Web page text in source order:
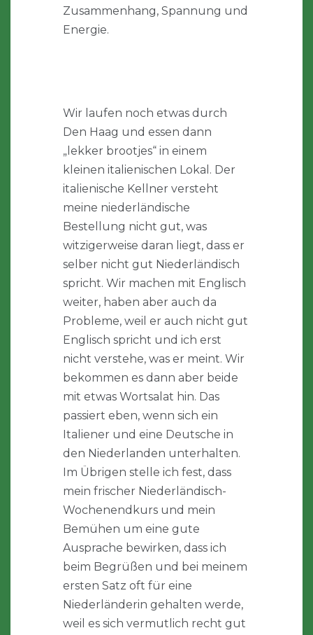
Zusammenhang, Spannung und
Energie.
Wir laufen noch etwas durch
Den Haag und essen dann
„lekker brootjes“ in einem
kleinen italienischen Lokal. Der
italienische Kellner versteht
meine niederländische
Bestellung nicht gut, was
witzigerweise daran liegt, dass er
selber nicht gut Niederländisch
spricht. Wir machen mit Englisch
weiter, haben aber auch da
Probleme, weil er auch nicht gut
Englisch spricht und ich erst
nicht verstehe, was er meint. Wir
bekommen es dann aber beide
mit etwas Wortsalat hin. Das
passiert eben, wenn sich ein
Italiener und eine Deutsche in
den Niederlanden unterhalten.
Im Übrigen stelle ich fest, dass
mein frischer Niederländisch-
Wochenendkurs und mein
Bemühen um eine gute
Ausprache bewirken, dass ich
beim Begrüßen und bei meinem
ersten Satz oft für eine
Niederländerin gehalten werde,
weil es sich vermutlich recht gut